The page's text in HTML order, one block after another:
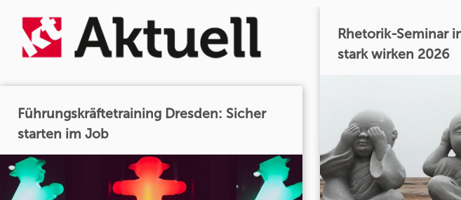
Führungskräftetraining Dresden: Sicher
starten im Job
Rhetorik-Seminar
stark wirken 2026